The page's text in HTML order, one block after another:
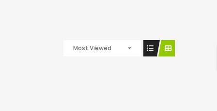
Most Viewed